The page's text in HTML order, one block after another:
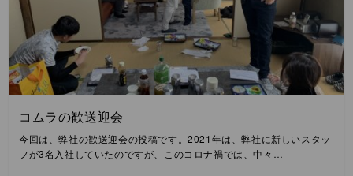
コムラの歓送迎会
今回は、弊社の歓送迎会の投稿です。2021年は、弊社に新しいスタッ
フが3名入社していたのですが、このコロナ禍では、中々…